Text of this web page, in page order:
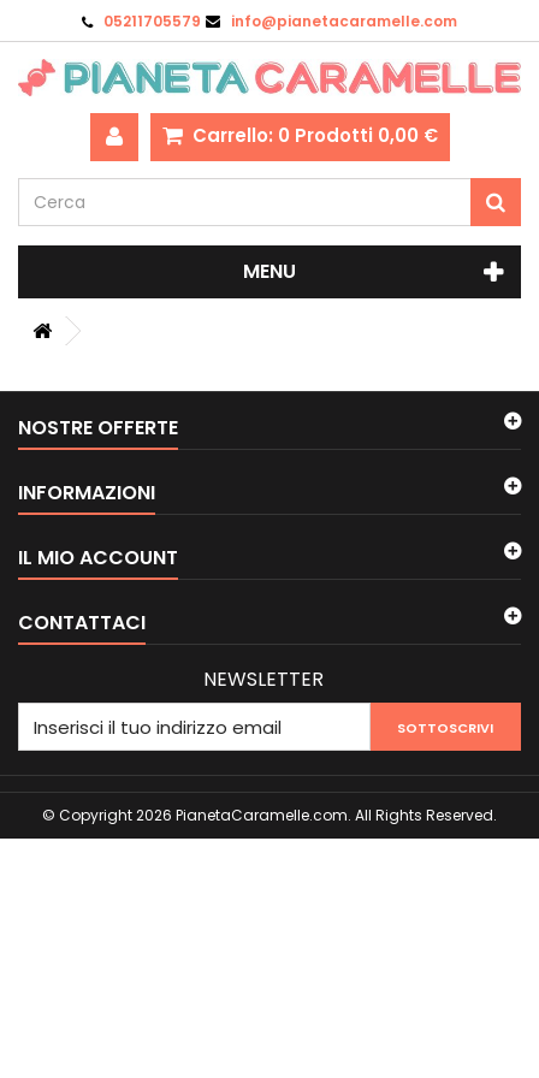
05211705579 info@pianetacaramelle.com
Carrello: 0 Prodotti 0,00 €
MENU
NOSTRE OFFERTE
INFORMAZIONI
© Copyright 2026 PianetaCaramelle.com. All Rights Reserved.
IL MIO ACCOUNT
CONTATTACI
NEWSLETTER
SOTTOSCRIVI